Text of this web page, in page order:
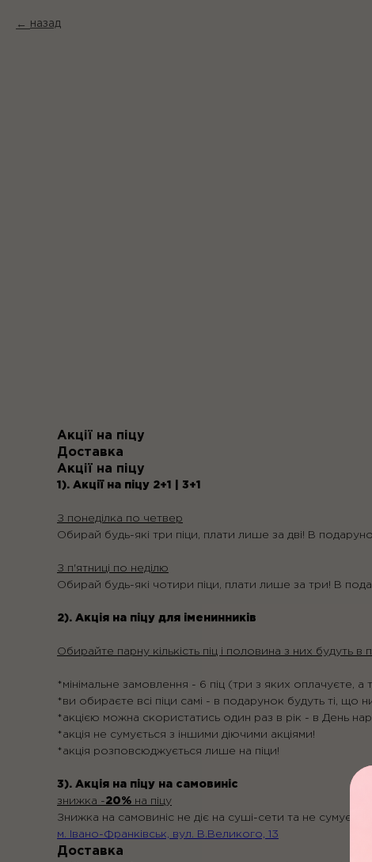
назад
Акції на піцу
Доставка
Акції на піцу
1). Акції на піцу 2+1 | 3+1
З понеділка по четвер
Обирай будь-які три піци, плати лише за дві! В
З п'ятниці по неділю
Обирай будь-які чотири піци, плати лише за три! В
2). Акція на піцу для іменинників
Обирайте парну кількість піц і половина з них будуть в
*мінімальне замовлення - 6 піц (три з яких оплачуєте,
*ви обираєте всі піци самі - в подарунок будуть ті, що
*акцією можна скористатись один раз в рік - в День
*акція не сумується з іншими діючими акціями!
*акція розповсюджується лише на піци!
3). Акція на піцу на самовиніс
знижка -20% на піцу
Знижка на самовиніс не діє на суші-сети та не
м. Івано-Франківськ, вул. В.Великого, 13
Доставка